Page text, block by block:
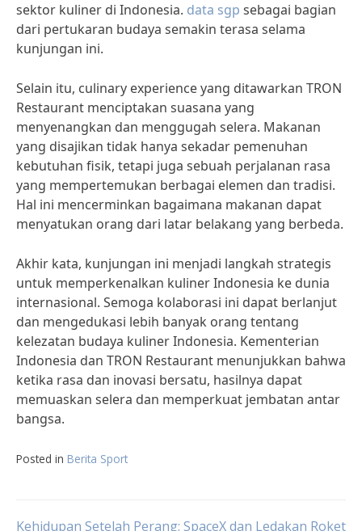
sektor kuliner di Indonesia. data sgp sebagai bagian
dari pertukaran budaya semakin terasa selama
kunjungan ini.
Selain itu, culinary experience yang ditawarkan TRON
Restaurant menciptakan suasana yang
menyenangkan dan menggugah selera. Makanan
yang disajikan tidak hanya sekadar pemenuhan
kebutuhan fisik, tetapi juga sebuah perjalanan rasa
yang mempertemukan berbagai elemen dan tradisi.
Hal ini mencerminkan bagaimana makanan dapat
menyatukan orang dari latar belakang yang berbeda.
Akhir kata, kunjungan ini menjadi langkah strategis
untuk memperkenalkan kuliner Indonesia ke dunia
internasional. Semoga kolaborasi ini dapat berlanjut
dan mengedukasi lebih banyak orang tentang
kelezatan budaya kuliner Indonesia. Kementerian
Indonesia dan TRON Restaurant menunjukkan bahwa
ketika rasa dan inovasi bersatu, hasilnya dapat
memuaskan selera dan memperkuat jembatan antar
bangsa.
Posted in Berita Sport
Kehidupan Setelah Perang: SpaceX dan Ledakan Roket